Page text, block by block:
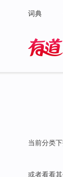
词典
当前分类
或者看看其